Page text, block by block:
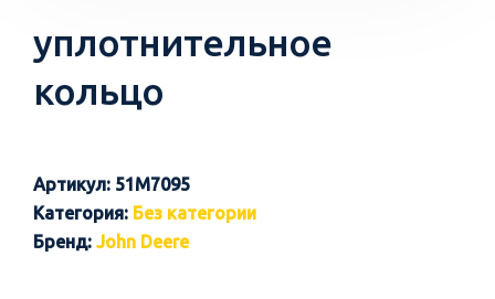
уплотнительное
кольцо
Артикул: 51M7095
Категория: Без категории
Бренд: John Deere